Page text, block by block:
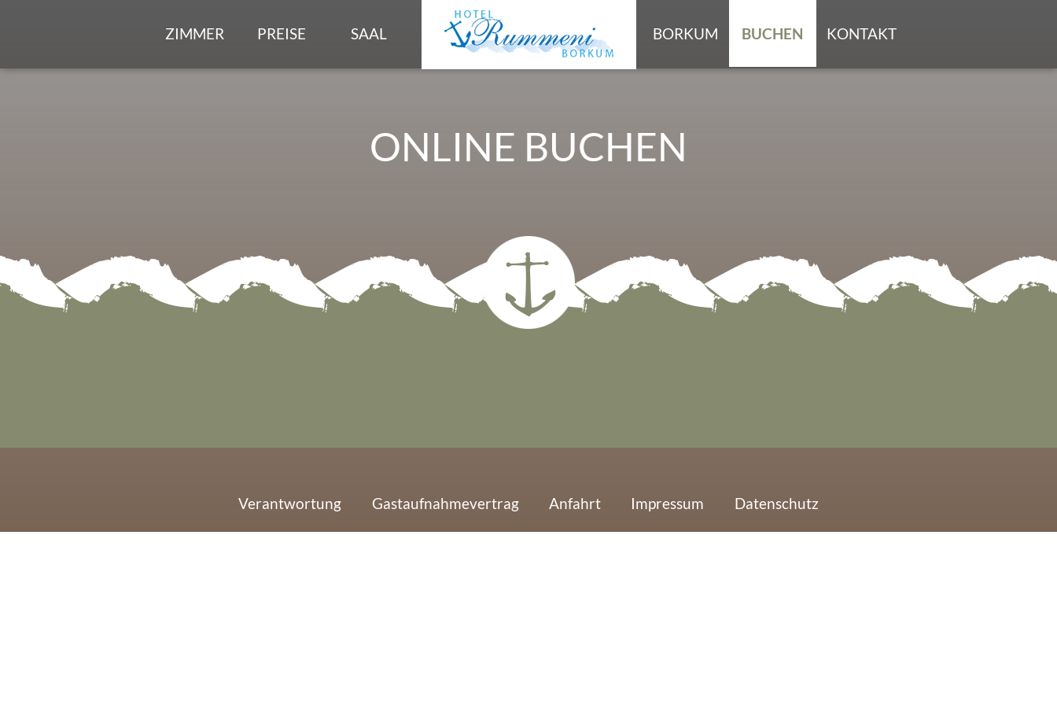
ZIMMER PREISE SAAL BORKUM BUCHEN KONTAKT
ONLINE BUCHEN
Verantwortung Gastaufnahmevertrag Anfahrt Impressum Datenschutz